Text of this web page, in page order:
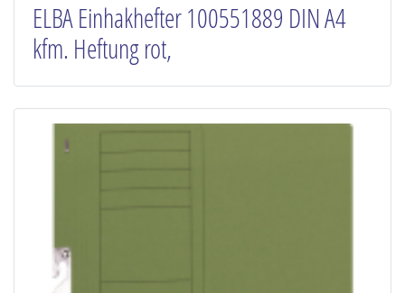
ELBA Einhakhefter 100551889 DIN A4
kfm. Heftung rot,